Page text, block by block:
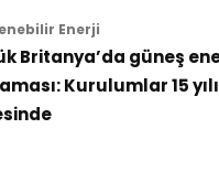
Enerji
Britanya’da güneş
Kurulumlar 15